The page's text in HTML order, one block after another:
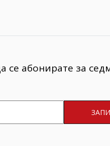
се абонирате за